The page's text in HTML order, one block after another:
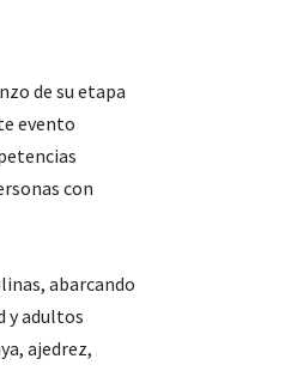
de su etapa
evento
con
abarcando
y adultos
ajedrez,